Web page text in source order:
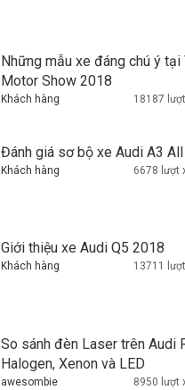
Những mẫu xe đáng chú ý tại
Motor Show 2018
Khách hàng 18187
Đánh giá sơ bộ xe Audi A3
Khách hàng 6678 lượt
Giới thiệu xe Audi Q5 2018
Khách hàng 13711
So sánh đèn Laser trên Audi
Halogen, Xenon và LED
awesombie 8950 lượt